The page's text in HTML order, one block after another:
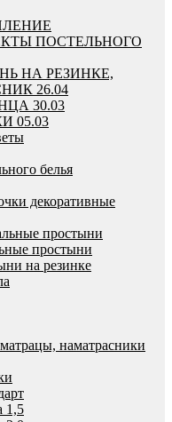
ПОСТЕЛЬНОГО
НА РЕЗИНКЕ,
26.04
30.03
05.03
белья
декоративные
простыни
простыни
на резинке
наматрасники
1,5